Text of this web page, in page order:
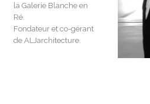
la Galerie Blanche en
Ré.
Fondateur et co-gérant
de ALJarchitecture.